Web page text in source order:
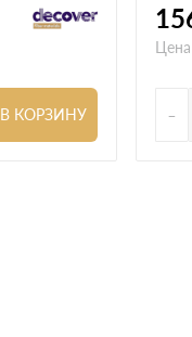
В КОРЗИНУ -